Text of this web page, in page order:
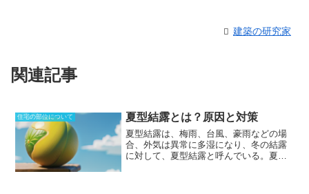
建築の研究家
関連記事
住宅の部位について 夏型結露とは？原因と対策
夏型結露は、梅雨、台風、豪雨などの場
合、外気は異常に多湿になり、冬の結露
に対して、夏型結露と呼んでいる。 夏の